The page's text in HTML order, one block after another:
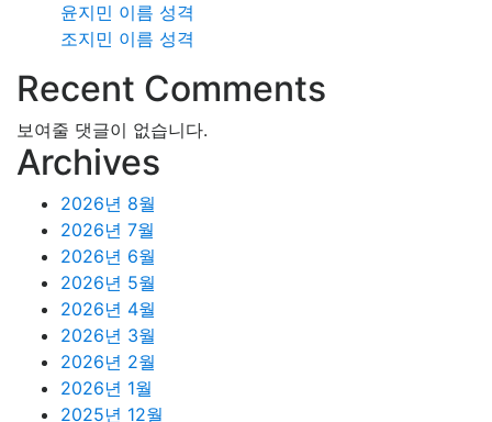
윤지민 이름 성격
조지민 이름 성격
Recent Comments
보여줄 댓글이 없습니다.
Archives
2026년 8월
2026년 7월
2026년 6월
2026년 5월
2026년 4월
2026년 3월
2026년 2월
2026년 1월
2025년 12월